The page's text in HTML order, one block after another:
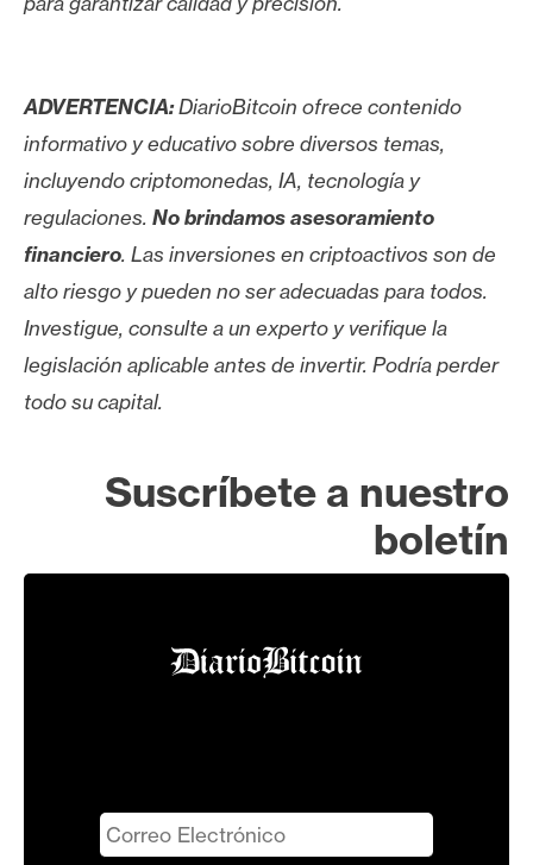
ADVERTENCIA:DiarioBitcoin ofrece contenido
informativo y educativo sobre diversos temas,
incluyendo criptomonedas, IA, tecnología y
regulaciones. No brindamos asesoramiento
financiero. Las inversiones en criptoactivos son de
alto riesgo y pueden no ser adecuadas para todos.
Investigue, consulte a un experto y verifique la
legislación aplicable antes de invertir. Podría perder
todo su capital.
Suscríbete a nuestro
boletín